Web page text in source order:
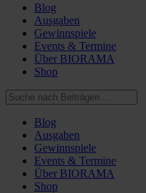
Blog
Ausgaben
Gewinnspiele
Events & Termine
Über BIORAMA
Shop
Blog
Ausgaben
Gewinnspiele
Events & Termine
Über BIORAMA
Shop